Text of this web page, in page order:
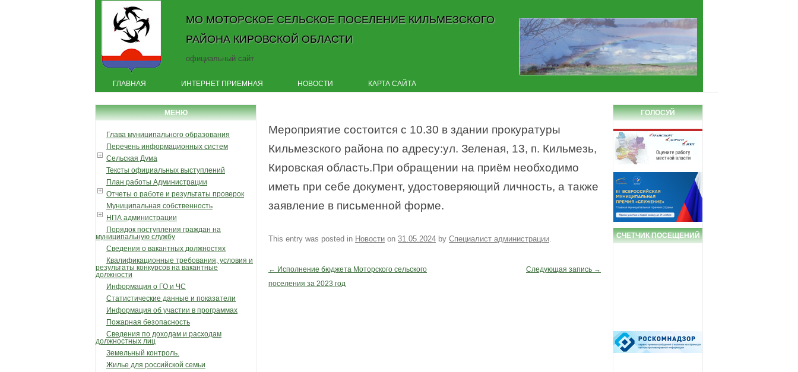
МО МОТОРСКОЕ СЕЛЬСКОЕ ПОСЕЛЕНИЕ КИЛЬМЕЗСКОГО
РАЙОНА КИРОВСКОЙ ОБЛАСТИ
официальный сайт
Skip to content
ГЛАВНАЯ ИНТЕРНЕТ ПРИЕМНАЯ НОВОСТИ КАРТА САЙТА
МЕНЮ
Глава муниципального образования
Перечень информационных систем
Сельская Дума
Тексты официальных выступлений
План работы Администрации
Отчеты о работе и результаты проверок
Муниципальная собственность
НПА администрации
Порядок поступления граждан на
муниципальную службу
Сведения о вакантных должностях
Квалификационные требования, условия и
результаты конкурсов на вакантные
должности
Информация о ГО и ЧС
Статистические данные и показатели
Информация об участии в программах
Пожарная безопасность
Сведения по доходам и расходам
должностных лиц
Земельный контроль.
Жилье для российской семьи
Мероприятие состоится с 10.30 в здании прокуратуры
Кильмезского района по адресу:ул. Зеленая, 13, п. Кильмезь,
Кировская область.При обращении на приём необходимо
иметь при себе документ, удостоверяющий личность, а также
заявление в письменной форме.
This entry was posted in Новости on 31.05.2024 by Специалист администрации
Post navigation
← Исполнение бюджета Моторского сельского
поселения за 2023 год
Следующая запись →
ГОЛОСУЙ
СЧЕТЧИК ПОСЕЩЕНИЙ